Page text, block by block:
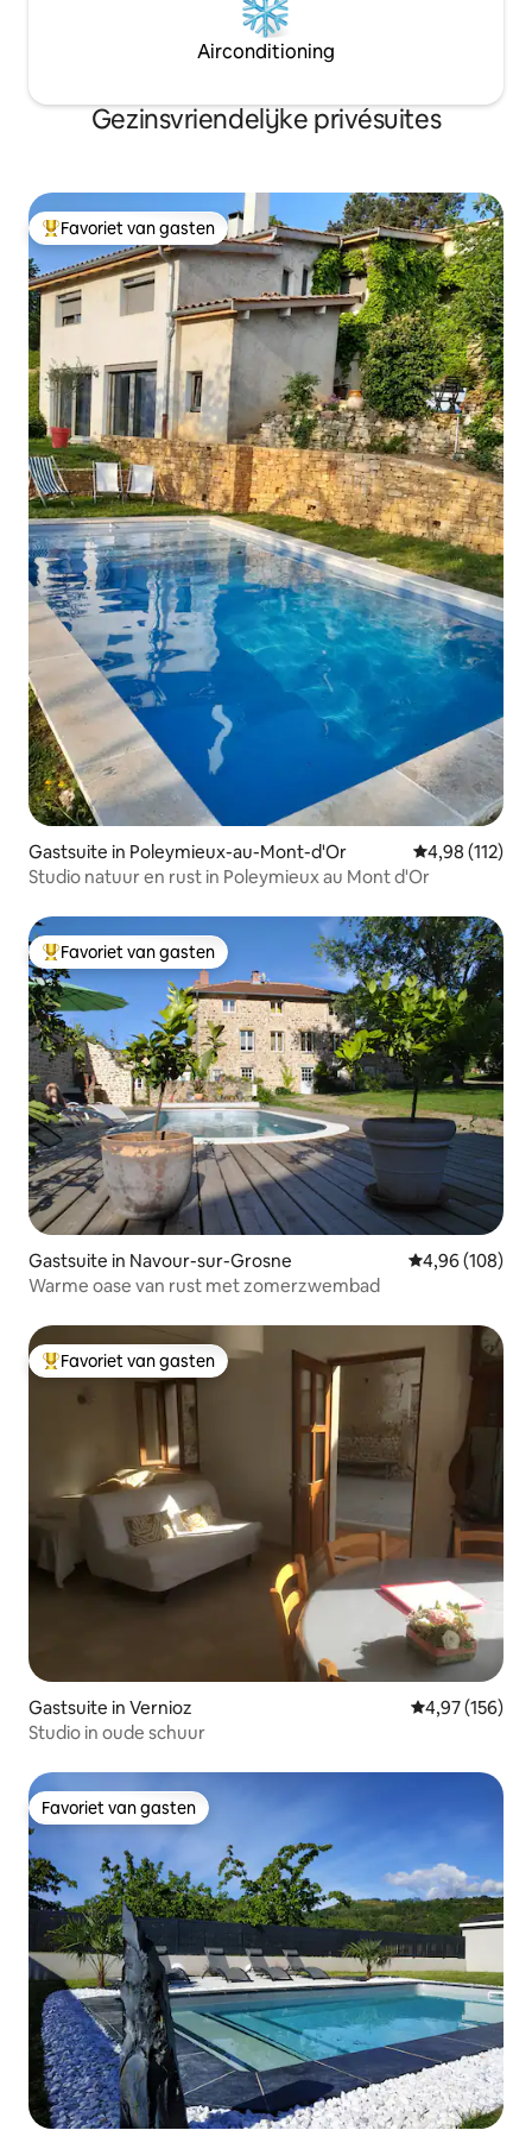
Airconditioning
Gezinsvriendelijke privésuites
Topfavoriet van gasten
Favoriet van gasten
Gastsuite in Poleymieux-au-Mont-d'Or Gemiddelde
4,98 (112)
Studio natuur en rust in Poleymieux au Mont d'Or
Topfavoriet van gasten
Favoriet van gasten
Gastsuite in Navour-sur-Grosne Gemiddelde
4,96 (108)
Warme oase van rust met zomerzwembad
Topfavoriet van gasten
Favoriet van gasten
Gastsuite in Vernioz Gemiddelde
4,97 (156)
Studio in oude schuur
Favoriet van gasten
Favoriet van gasten